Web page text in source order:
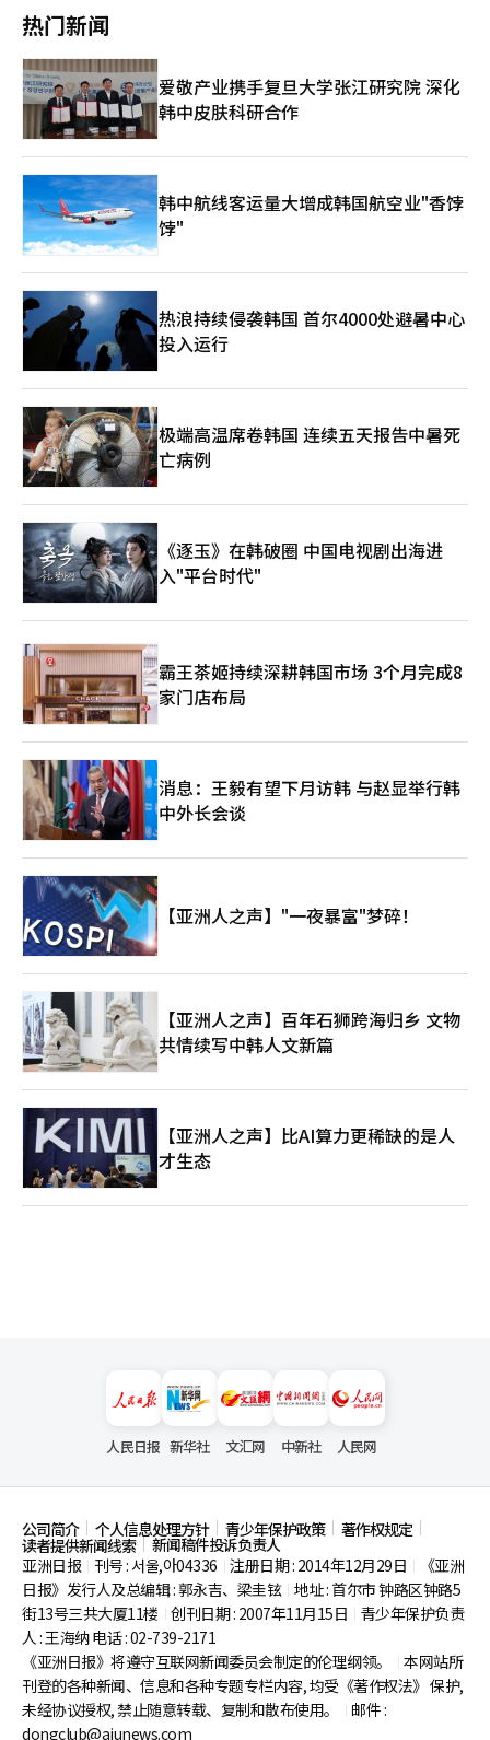
的主要股东，意义非凡。 对两大木而言，这在治理结构和业务扩
展方面都具有重要意义。金融监管机构一直在加强对虚拟资产经营
者的财务健康、大股东资格和内部控制标准的制度整顿。在这种情
况下，哈纳金融作为主要股东的参与，将有助于两大木增强经营透
明度和与制度金融的接触。 关键在于Upbit之后的增长战略。虽然
两大木在国内虚拟资产交易市场上已获得压倒性的知名度，但仅依
靠交易手续费的业务结构在市场波动中显得脆弱。与哈纳金融的合
作将成为其业务扩展至海外汇款、支付结算、代币证券、稳定币等
数字金融基础设施领域的契机。 两大木与哈纳金融已经在区块链
基础设施方面展开了合作。两大木上个月与哈纳金融、浦项国际签
署了合作协议，决定利用自有的Layer2区块链“GIWA链”共同构
建金融、数字资产和产业融合基础设施。合作的核心在于将哈纳金
融的外汇网络、浦项国际的全球供应链与两大木的区块链技术相结
款服务的技术验证。验证了能否将现有的基于SWIFT的外汇汇款体
系扩展为基于区块链的消息和结算结构。这一趋势与两大木希望从
单纯的交易所运营商转型为链上金融基础设施企业的战略相吻合。
市场也关注韩元稳定币和代币证券领域的合作可能性。如果韩元基
础的数字货币和代币化资产市场在制度框架内开放，两大木将拥有
虚拟资产用户基础和区块链技术，而哈纳金融则具备银行、证券、
外汇和资产管理能力，双方可以进行角色分工。然而，韩元稳定币
的法制化和监管标准是实现商业化的关键变量。 Upbit的实名账户
体系短期内不会发生变化。Upbit目前与K银行保持实名账户的合
作，而此次股份投资不仅是简单的账户合作变更，更是为数字资产
基础的未来金融生态系统构建进行的战略投资。 围绕两大木的另
一个变量是与NAVER金融的企业合并。公平交易委员会于去年11
月接收了NAVER金融与两大木的企业合并申请，并已开始审查。
今年3月，委员会要求提交额外资料。业内人士认为，公平交易委
员会如何定义支付、金融科技、虚拟资产和数据市场将成为审查的
核心议题。 如果与NAVER金融的合并获得批准，并加上哈纳金融
产平台、NAVER的用户接触和支付数据、哈纳金融的金融基础设
施相结合，可能形成涵盖数字资产、支付、资产管理和区块链金融
的大型生态系统。 然而，期待与挑战并存。虚拟资产交易所与金
融控股的结合伴随着用户保护、内部控制、利益冲突、市场支配力
和数据利用等问题。尤其是交易所业务面临市场波动和监管风险，
哈纳金融的参与不仅会提升两大木的信任度，同时也会要求更严格
的管理责任。 此次投资被视为两大木与制度金融关系的进一步提
升。卡카오投资曾是其初期成长阶段的战略投资者，而哈纳金融则
是支持两大木在数字资产制度化阶段扩展金融基础设施的新伙伴。
两大木能否从以Upbit为中心的交易所企业转型为区块链基础的综
合金融基础设施企业，将是未来的关键。※ 本报道经人工智能
（AI）系统翻译与编辑。
热门新闻
爱敬产业携手复旦大学张江研究院 深化
韩中皮肤科研合作
韩中航线客运量大增成韩国航空业"香饽
饽"
热浪持续侵袭韩国 首尔4000处避暑中心
投入运行
极端高温席卷韩国 连续五天报告中暑死
亡病例
《逐玉》在韩破圈 中国电视剧出海进
入"平台时代"
霸王茶姬持续深耕韩国市场 3个月完成8
家门店布局
消息：王毅有望下月访韩 与赵显举行韩
中外长会谈
【亚洲人之声】"一夜暴富"梦碎！
【亚洲人之声】百年石狮跨海归乡 文物
共情续写中韩人文新篇
【亚洲人之声】比AI算力更稀缺的是人
才生态
人民日报 新华社 文汇网 中新社 人民网
公司简介 个人信息处理方针 青少年保护政策 著作权规定
读者提供新闻线索
新闻稿件投诉负责人
亚洲日报
刊号 : 서울,아04336 注册日期 : 2014年12月29日
《亚洲
日报》发行人及总编辑 : 郭永吉、梁圭铉 地址 : 首尔市钟路区钟路5
街13号三共大厦11楼 创刊日期 : 2007年11月15日
青少年保护负责
人 : 王海纳 电话 : 02-739-2171
《亚洲日报》将遵守互联网新闻委员会制定的伦理纲领。
本网站所
刊登的各种新闻、信息和各种专题专栏内容, 均受《著作权法》 保护,
未经协议授权, 禁止随意转载、复制和散布使用。
邮件 :
dongclub@ajunews.com